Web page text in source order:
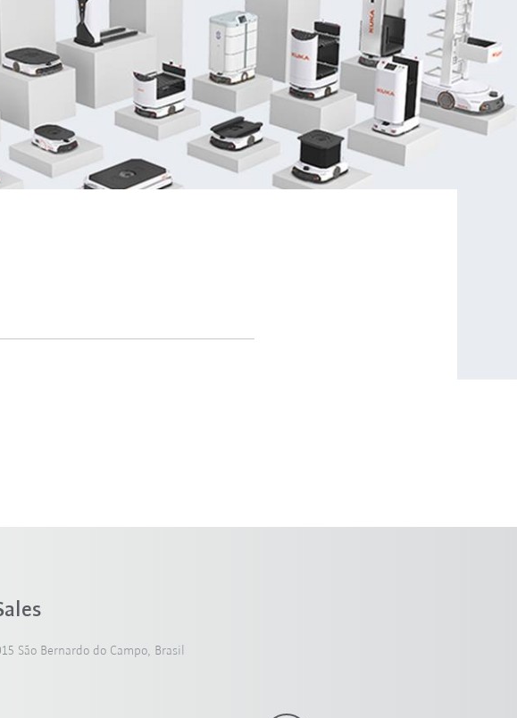
São Bernardo do Campo, Brasil